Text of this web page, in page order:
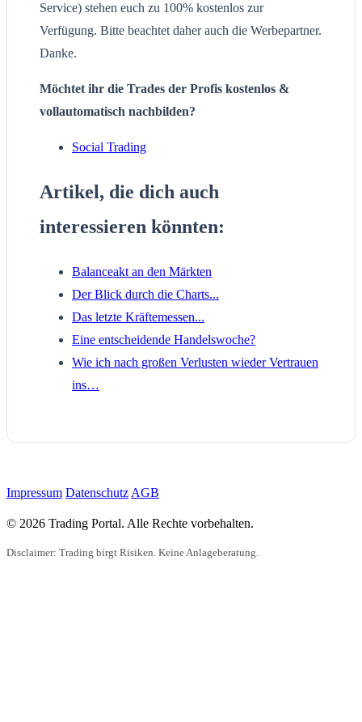
Service) stehen euch zu 100% kostenlos zur
Verfügung. Bitte beachtet daher auch die Werbepartner.
Danke.
Möchtet ihr die Trades der Profis kostenlos &
vollautomatisch nachbilden?
Social Trading
Artikel, die dich auch
interessieren könnten:
Balanceakt an den Märkten
Der Blick durch die Charts...
Das letzte Kräftemessen...
Eine entscheidende Handelswoche?
Wie ich nach großen Verlusten wieder Vertrauen
ins…
Impressum Datenschutz AGB
© 2026 Trading Portal. Alle Rechte vorbehalten.
Disclaimer: Trading birgt Risiken. Keine Anlageberatung.